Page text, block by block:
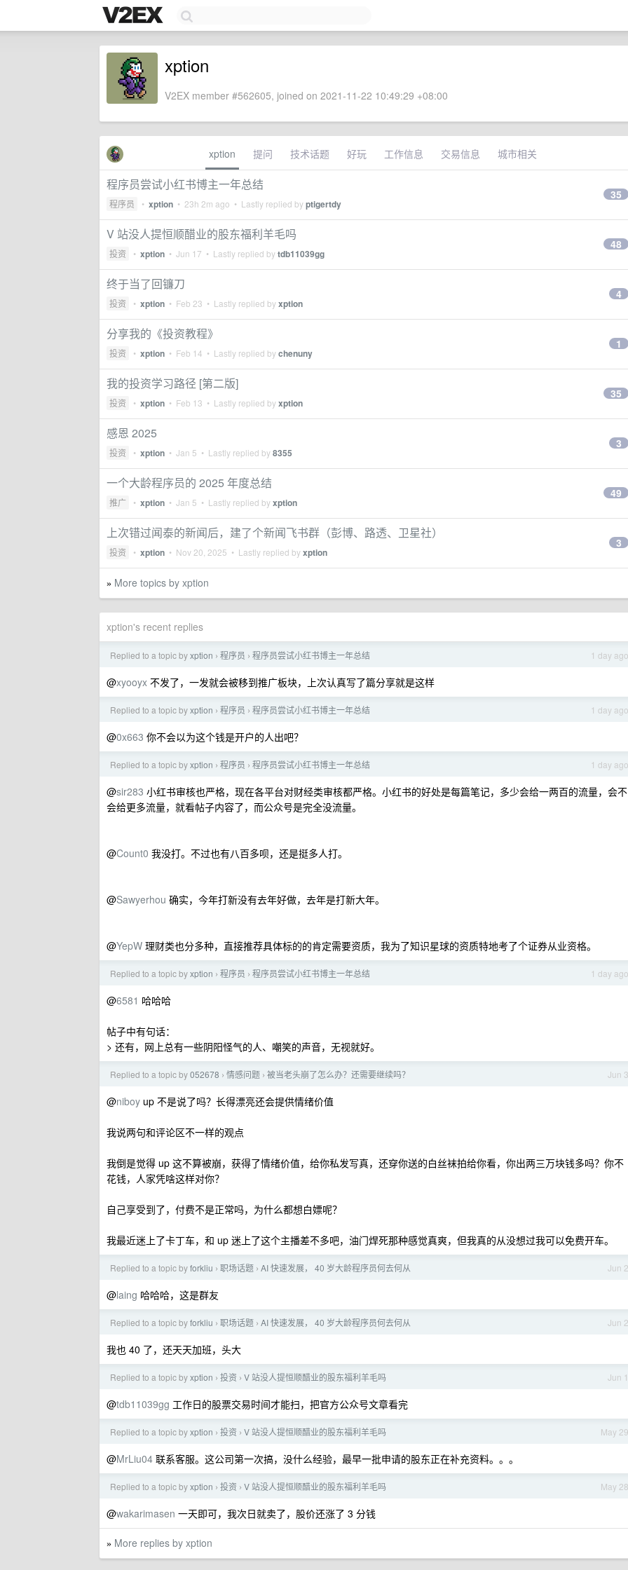
xption
V2EX member #562605, joined on 2021-11-22 10:49:29 +08:00
xption 提问 技术话题 好玩 工作信息 交易信息 城市相关
程序员尝试小红书博主一年总结
程序员 • xption • 23h 2m ago • Lastly replied byptigertdy
35
V 站没人提恒顺醋业的股东福利羊毛吗
投资 • xption • Jun 17 • Lastly replied bytdb11039gg
48
终于当了回镰刀
投资 • xption • Feb 23 • Lastly replied byxption
4
分享我的《投资教程》
投资 • xption • Feb 14 • Lastly replied bychenuny
1
我的投资学习路径 [第二版]
投资 • xption • Feb 13 • Lastly replied byxption
35
感恩 2025
投资 • xption • Jan 5 • Lastly replied by8355
3
一个大龄程序员的 2025 年度总结
推广 • xption • Jan 5 • Lastly replied byxption
49
上次错过闻泰的新闻后，建了个新闻飞书群（彭博、路透、卫星社）
投资 • xption • Nov 20, 2025 • Lastly replied byxption
3
» More topics by xption
xption's recent replies
1 day ago
Replied to a topic byxption › 程序员 › 程序员尝试小红书博主一年总结
@xyooyx 不发了，一发就会被移到推广板块，上次认真写了篇分享就是这样
1 day ago
Replied to a topic byxption › 程序员 › 程序员尝试小红书博主一年总结
@0x663 你不会以为这个钱是开户的人出吧？
1 day ago
Replied to a topic byxption › 程序员 › 程序员尝试小红书博主一年总结
@sir283 小红书审核也严格，现在各平台对财经类审核都严格。小红书的好处是每篇笔记，多少会给一两百的流量，会不
会给更多流量，就看帖子内容了，而公众号是完全没流量。
@Count0 我没打。不过也有八百多呗，还是挺多人打。
@Sawyerhou 确实，今年打新没有去年好做，去年是打新大年。
@YepW 理财类也分多种，直接推荐具体标的的肯定需要资质，我为了知识星球的资质特地考了个证券从业资格。
1 day ago
Replied to a topic byxption › 程序员 › 程序员尝试小红书博主一年总结
@6581 哈哈哈
帖子中有句话：
> 还有，网上总有一些阴阳怪气的人、嘲笑的声音，无视就好。
Jun 3
Replied to a topic by052678 › 情感问题 › 被当老头崩了怎么办？还需要继续吗？
@niboy up 不是说了吗？长得漂亮还会提供情绪价值
我说两句和评论区不一样的观点
我倒是觉得 up 这不算被崩，获得了情绪价值，给你私发写真，还穿你送的白丝袜拍给你看，你出两三万块钱多吗？你不
花钱，人家凭啥这样对你？
自己享受到了，付费不是正常吗，为什么都想白嫖呢？
我最近迷上了卡丁车，和 up 迷上了这个主播差不多吧，油门焊死那种感觉真爽，但我真的从没想过我可以免费开车。
Jun 2
Replied to a topic byforkliu › 职场话题 › AI 快速发展， 40 岁大龄程序员何去何从
@laing 哈哈哈，这是群友
Jun 2
Replied to a topic byforkliu › 职场话题 › AI 快速发展， 40 岁大龄程序员何去何从
我也 40 了，还天天加班，头大
Jun 1
Replied to a topic byxption › 投资 › V 站没人提恒顺醋业的股东福利羊毛吗
@tdb11039gg 工作日的股票交易时间才能扫，把官方公众号文章看完
May 29
Replied to a topic byxption › 投资 › V 站没人提恒顺醋业的股东福利羊毛吗
@MrLiu04 联系客服。这公司第一次搞，没什么经验，最早一批申请的股东正在补充资料。。。
May 28
Replied to a topic byxption › 投资 › V 站没人提恒顺醋业的股东福利羊毛吗
@wakarimasen 一天即可，我次日就卖了，股价还涨了 3 分钱
» More replies by xption